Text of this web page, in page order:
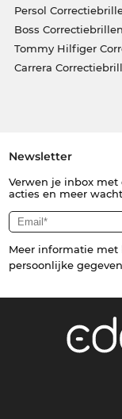
Persol
Boss Correctiebrillen
Tommy Hilfiger
Carrera
Newsletter
Verwen je inbox met
acties en meer
Meer informatie
persoonlijke